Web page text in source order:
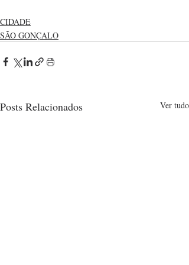
CIDADE
SÃO GONÇALO
Posts Relacionados Ver tudo